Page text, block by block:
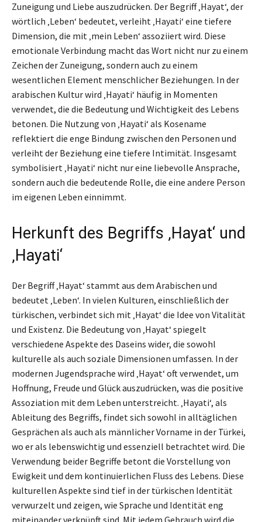
Zuneigung und Liebe auszudrücken. Der Begriff ‚Hayat‘, der
wörtlich ‚Leben‘ bedeutet, verleiht ‚Hayati‘ eine tiefere
Dimension, die mit ‚mein Leben‘ assoziiert wird. Diese
emotionale Verbindung macht das Wort nicht nur zu einem
Zeichen der Zuneigung, sondern auch zu einem
wesentlichen Element menschlicher Beziehungen. In der
arabischen Kultur wird ‚Hayati‘ häufig in Momenten
verwendet, die die Bedeutung und Wichtigkeit des Lebens
betonen. Die Nutzung von ‚Hayati‘ als Kosename
reflektiert die enge Bindung zwischen den Personen und
verleiht der Beziehung eine tiefere Intimität. Insgesamt
symbolisiert ‚Hayati‘ nicht nur eine liebevolle Ansprache,
sondern auch die bedeutende Rolle, die eine andere Person
im eigenen Leben einnimmt.
Herkunft des Begriffs ‚Hayat‘ und
‚Hayati‘
Der Begriff ‚Hayat‘ stammt aus dem Arabischen und
bedeutet ‚Leben‘. In vielen Kulturen, einschließlich der
türkischen, verbindet sich mit ‚Hayat‘ die Idee von Vitalität
und Existenz. Die Bedeutung von ‚Hayat‘ spiegelt
verschiedene Aspekte des Daseins wider, die sowohl
kulturelle als auch soziale Dimensionen umfassen. In der
modernen Jugendsprache wird ‚Hayat‘ oft verwendet, um
Hoffnung, Freude und Glück auszudrücken, was die positive
Assoziation mit dem Leben unterstreicht. ‚Hayati‘, als
Ableitung des Begriffs, findet sich sowohl in alltäglichen
Gesprächen als auch als männlicher Vorname in der Türkei,
wo er als lebenswichtig und essenziell betrachtet wird. Die
Verwendung beider Begriffe betont die Vorstellung von
Ewigkeit und dem kontinuierlichen Fluss des Lebens. Diese
kulturellen Aspekte sind tief in der türkischen Identität
verwurzelt und zeigen, wie Sprache und Identität eng